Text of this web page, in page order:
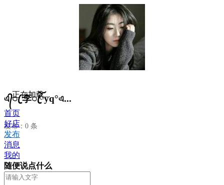
এ᭄ꦿ 李ꦿོyq°এ...
发布：0 条
正在加载...
首页
好店
发布
消息
我的
随便说点什么